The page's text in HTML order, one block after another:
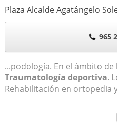
Plaza Alcalde Agatángelo
965
...podología. En el ámbito
Traumatología deportiva.
Rehabilitación en ortopedia